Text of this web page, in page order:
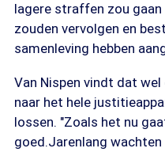
lagere straffen zou gaan
zouden vervolgen en
samenleving hebben
Van Nispen vindt dat
naar het hele
lossen. "Zoals het nu
goed.Jarenlang